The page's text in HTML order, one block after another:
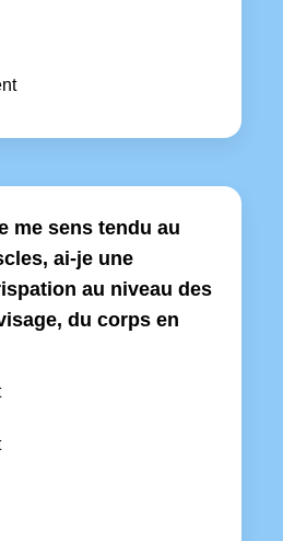
me sens tendu au
ai-je une
au niveau des
du corps en